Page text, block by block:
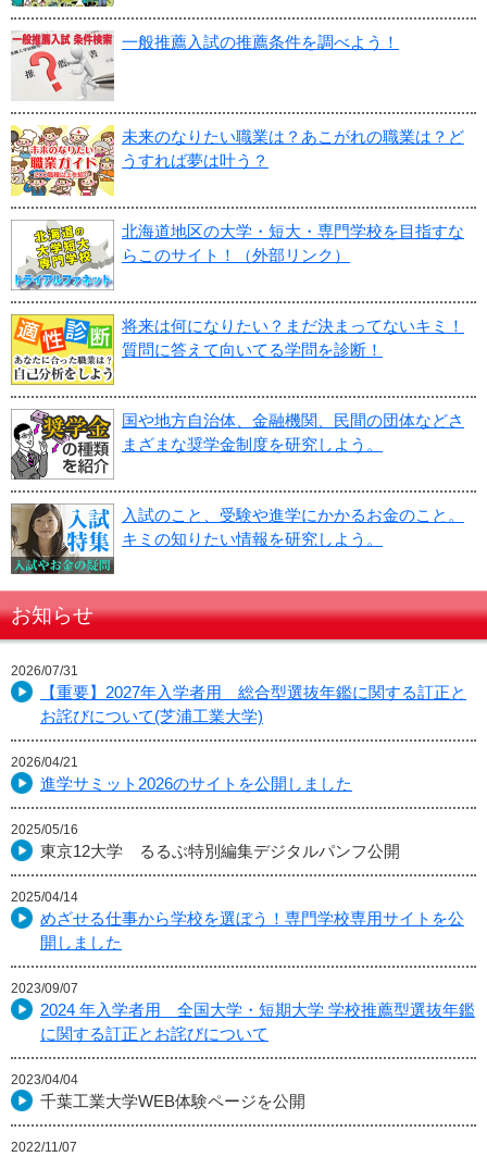
一般推薦入試の推薦条件を調べよう！
未来のなりたい職業は？あこがれの職業は？ど
うすれば夢は叶う？
北海道地区の大学・短大・専門学校を目指すな
らこのサイト！（外部リンク）
将来は何になりたい？まだ決まってないキミ！
質問に答えて向いてる学問を診断！
国や地方自治体、金融機関、民間の団体などさ
まざまな奨学金制度を研究しよう。
入試のこと、受験や進学にかかるお金のこと。
キミの知りたい情報を研究しよう。
お知らせ
2026/07/31
【重要】2027年入学者用 総合型選抜年鑑に関する訂正と
お詫びについて(芝浦工業大学)
2026/04/21
進学サミット2026のサイトを公開しました
2025/05/16
東京12大学 るるぶ特別編集デジタルパンフ公開
2025/04/14
めざせる仕事から学校を選ぼう！専門学校専用サイトを公
開しました
2023/09/07
2024 年入学者用 全国大学・短期大学 学校推薦型選抜年鑑
に関する訂正とお詫びについて
2023/04/04
千葉工業大学WEB体験ページを公開
2022/11/07